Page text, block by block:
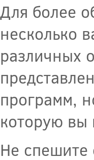
Для более
несколько
различных
программ,
которую вы
Не спешите